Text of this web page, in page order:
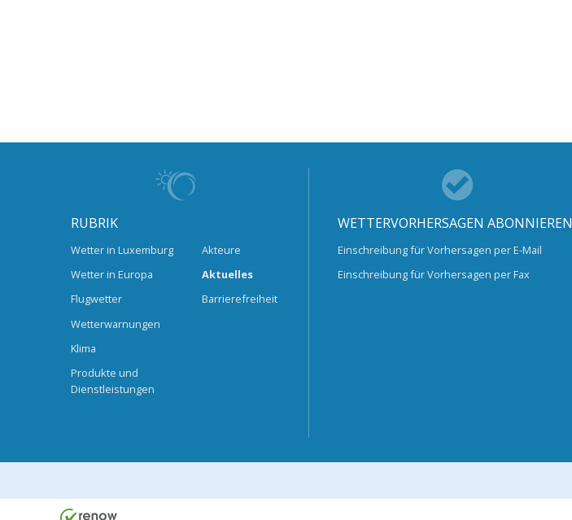
RUBRIK
Wetter in Luxemburg
Wetter in Europa
Flugwetter
Wetterwarnungen
Klima
Produkte und
Dienstleistungen
Akteure
Aktuelles
Barrierefreiheit
WETTERVORHERSAGEN ABONNIEREN
Einschreibung für Vorhersagen per E-Mail
Einschreibung für Vorhersagen per Fax